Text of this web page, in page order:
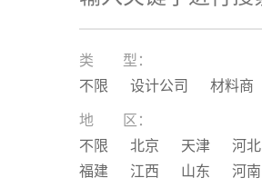
类 型：
不限
设计公司 材料商
地 区：
不限
北京 天津 河北
福建
江西 山东 河南